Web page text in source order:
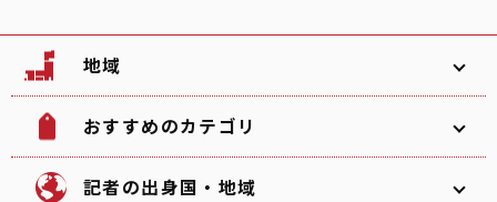
地域
韓国 北海道
おすすめのカテゴリ
ソフトボール
記者の出身国・地域